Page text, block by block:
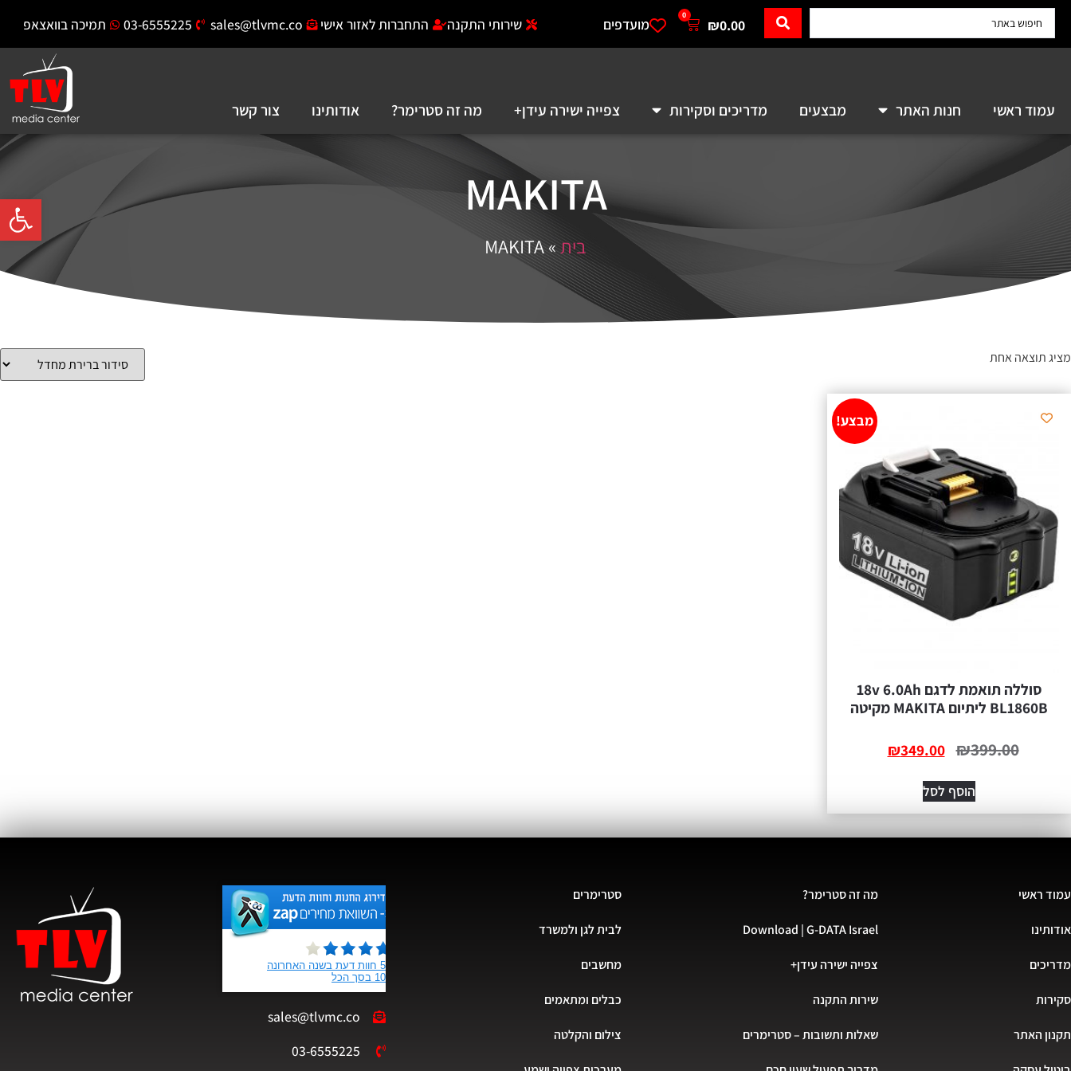
פתח
₪0.00
0
מועדפים שירותי התקנה התחברות לאזור אישי sales@tlvmc.co
03-6555225 תמיכה בוואצאפ
עמוד ראשי חנות האתר מבצעים מדריכים וסקירות צפייה ישירה עידן+ מה זה סטרימר? אודותינו צור קשר
MAKITA
בית»
MAKITA
מציג תוצאה אחת
מבצע!
סוללה תואמת לדגם 18v 6.0Ah
BL1860B ליתיום MAKITA מקיטה
₪399.00
₪349.00
הוסף לסל
עמוד ראשי
אודותינו
מדריכים
סקירות
תקנון האתר
מה זה סטרימר?
Download | G-DATA Israel
צפייה ישירה עידן+
שירות התקנה
שאלות ותשובות – סטרימרים
סטרימרים
לבית לגן ולמשרד
מחשבים
כבלים ומתאמים
צילום והקלטה
sales@tlvmc.co
03-6555225